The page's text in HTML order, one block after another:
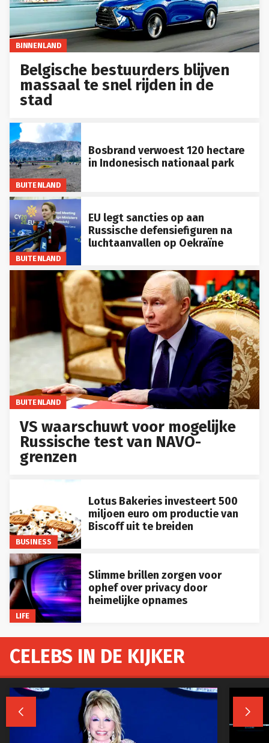
BINNENLAND
Belgische bestuurders blijven
massaal te snel rijden in de
stad
BUITENLAND
Bosbrand verwoest 120 hectare
in Indonesisch nationaal park
BUITENLAND
EU legt sancties op aan
Russische defensiefiguren na
luchtaanvallen op Oekraïne
BUITENLAND
VS waarschuwt voor mogelijke
Russische test van NAVO-
grenzen
BUSINESS
Lotus Bakeries investeert 500
miljoen euro om productie van
Biscoff uit te breiden
LIFE
Slimme brillen zorgen voor
ophef over privacy door
heimelijke opnames
CELEBS IN DE KIJKER
 